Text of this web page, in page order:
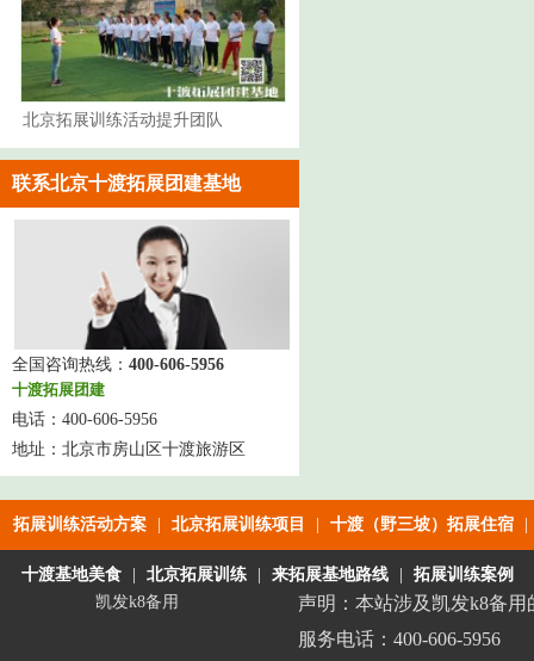
北京拓展训练活动提升团队
精神
联系北京十渡拓展团建基地
全国咨询热线： 400-606-5956
十渡拓展团建
电话： 400-606-5956
地址： 北京市房山区十渡旅游区
拓展训练活动方案 | 北京拓展训练项目 | 十渡（野三坡）拓展住宿 |
十渡基地美食 | 北京拓展训练 | 来拓展基地路线 |
拓展训练案例
凯发k8备用
声明：本站涉及凯发k8备
服务电话：400-606-5956